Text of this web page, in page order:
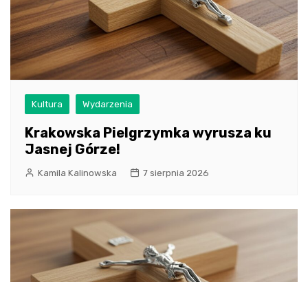
Kultura Wydarzenia
Krakowska Pielgrzymka wyrusza ku
Jasnej Górze!
Kamila Kalinowska 7 sierpnia 2026